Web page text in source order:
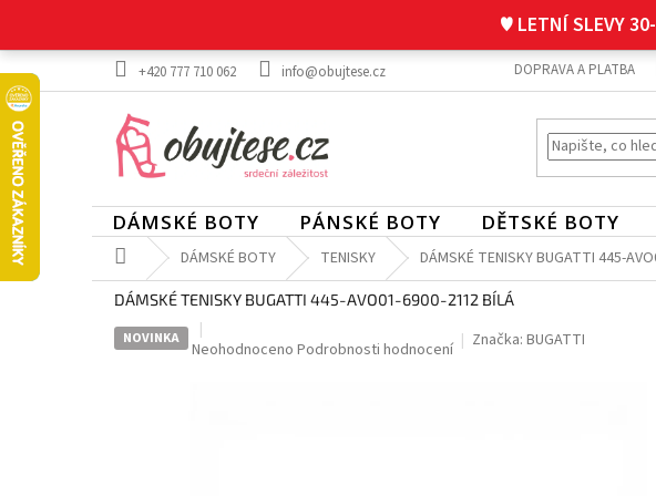
obsah
♥ LETNÍ SLEVY
+420 777 710 062 info@obujtese.cz DOPRAVA A PLATBA
DÁMSKÉ BOTY PÁNSKÉ BOTY DĚTSKÉ BOTY
Domů DÁMSKÉ BOTY TENISKY DÁMSKÉ TENISKY BUGATTI 445-
DÁMSKÉ TENISKY BUGATTI 445-AVO01-6900-2112 BÍLÁ
NOVINKA
Průměrné
Neohodnoceno Podrobnosti hodnocení Značka: BUGATTI